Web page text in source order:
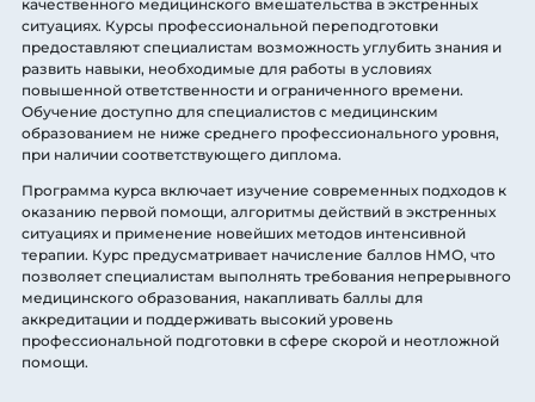
качественного медицинского вмешательства в экстренных
ситуациях. Курсы профессиональной переподготовки
предоставляют специалистам возможность углубить знания и
развить навыки, необходимые для работы в условиях
повышенной ответственности и ограниченного времени.
Обучение доступно для специалистов с медицинским
образованием не ниже среднего профессионального уровня,
при наличии соответствующего диплома.
Программа курса включает изучение современных подходов к
оказанию первой помощи, алгоритмы действий в экстренных
ситуациях и применение новейших методов интенсивной
терапии. Курс предусматривает начисление баллов НМО, что
позволяет специалистам выполнять требования непрерывного
медицинского образования, накапливать баллы для
аккредитации и поддерживать высокий уровень
профессиональной подготовки в сфере скорой и неотложной
помощи.